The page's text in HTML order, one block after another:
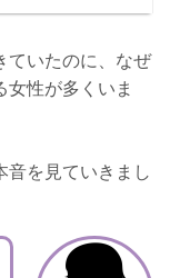
ていたのに、なぜ
性が多くいま
音を見ていきまし